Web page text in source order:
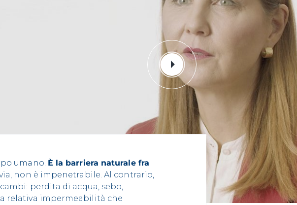
umano. È la barriera naturale fra
non è impenetrabile. Al contrario,
perdita di acqua, sebo,
relativa impermeabilità che